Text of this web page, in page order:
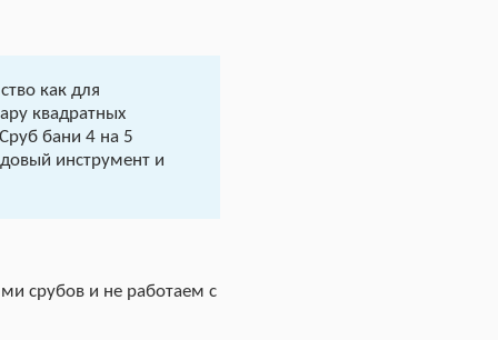
как для
квадратных
бани 4 на 5
инструмент и
срубов и не работаем с